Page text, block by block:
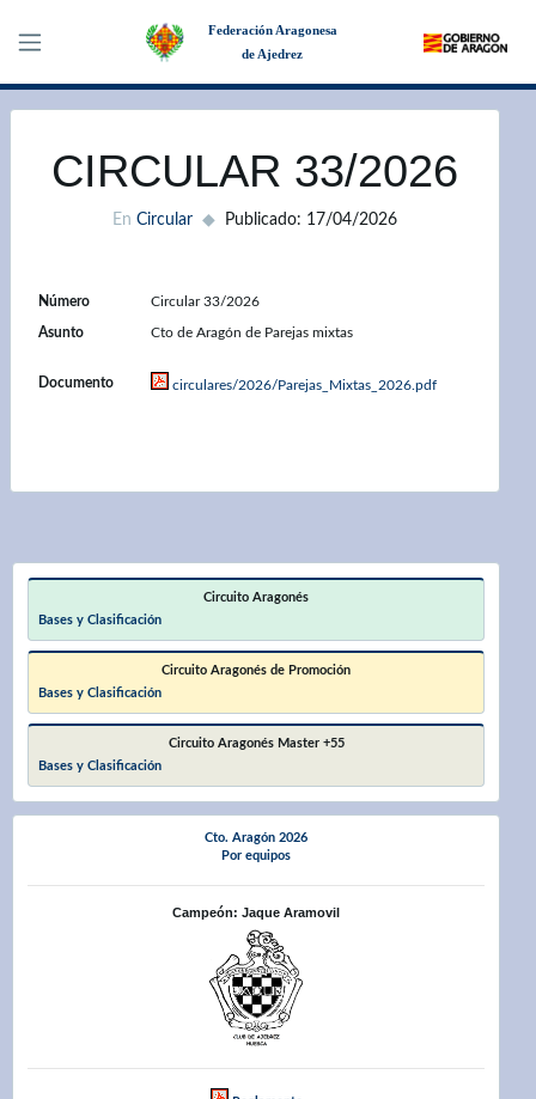
Federación Aragonesa
de Ajedrez
CIRCULAR 33/2026
En Circular Publicado: 17/04/2026
Número Circular 33/2026
Asunto Cto de Aragón de Parejas mixtas
Documento circulares/2026/Parejas_Mixtas_2026.pdf
Circuito Aragonés
Bases y Clasificación
Circuito Aragonés de Promoción
Bases y Clasificación
Circuito Aragonés Master +55
Bases y Clasificación
Cto. Aragón 2026
Por equipos
Campeón: Jaque Aramovil